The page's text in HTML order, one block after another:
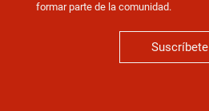
formar parte de la comunidad.
Suscríbete